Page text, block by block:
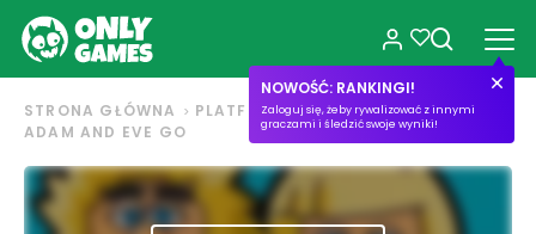
NOWOŚĆ: RANKINGI!
Zaloguj się, żeby rywalizować z innymi
graczami i śledzić swoje wyniki!
STRONA GŁÓWNA
PLATFORMÓWKI
ADAM AND EVE GO